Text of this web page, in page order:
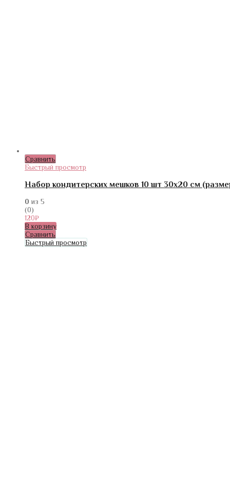
Сравнить
Быстрый просмотр
Набор кондитерских мешков 10 шт 30х20 см
0 из 5
(0)
120₽
В корзину
Сравнить
Быстрый просмотр